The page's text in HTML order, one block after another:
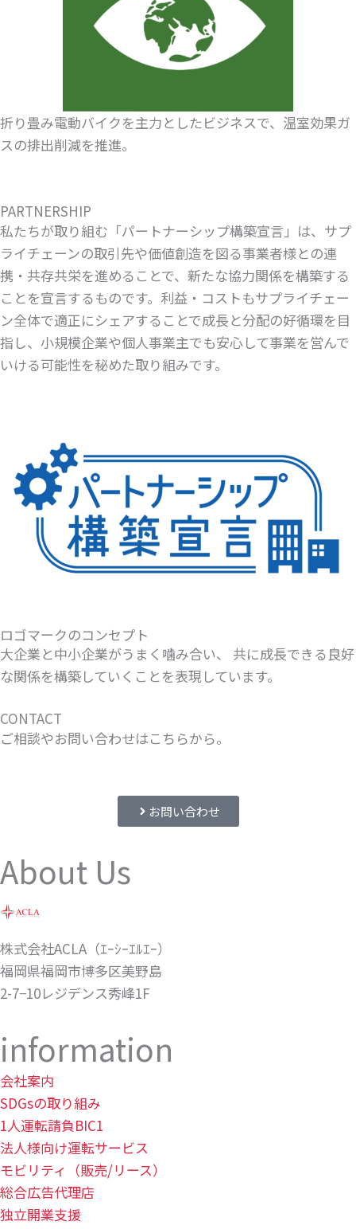
折り畳み電動バイクを主力としたビジネスで、温室効果ガ
スの排出削減を推進。
PARTNERSHIP
私たちが取り組む「パートナーシップ構築宣言」は、サプ
ライチェーンの取引先や価値創造を図る事業者様との連
携・共存共栄を進めることで、新たな協力関係を構築する
ことを宣言するものです。利益・コストもサプライチェー
ン全体で適正にシェアすることで成長と分配の好循環を目
指し、小規模企業や個人事業主でも安心して事業を営んで
いける可能性を秘めた取り組みです。
ロゴマークのコンセプト
大企業と中小企業がうまく噛み合い、 共に成長できる良好
な関係を構築していくことを表現しています。
CONTACT
ご相談やお問い合わせはこちらから。
お問い合わせ
About Us
株式会社ACLA（ｴｰｼｰｴﾙｴｰ）
福岡県福岡市博多区美野島
2-7−10レジデンス秀峰1F
information
会社案内
SDGsの取り組み
1人運転請負BIC1
法人様向け運転サービス
モビリティ（販売/リース）
総合広告代理店
独立開業支援